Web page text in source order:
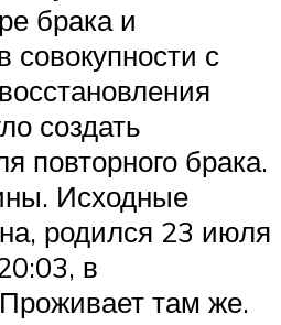
брака и
совокупности с
создать
повторного брака.
Исходные
родился 23 июля
в
там же.